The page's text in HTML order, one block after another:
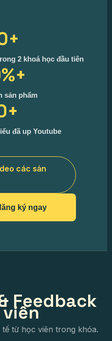
2 khoá học đầu tiên
sản phẩm
đã up Youtube
các sản
ký ngay
Feedback
từ học viên trong khóa.